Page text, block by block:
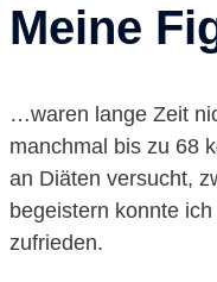
Meine
…waren lange Zeit
manchmal bis zu 68
an Diäten versucht,
begeistern konnte
zufrieden.